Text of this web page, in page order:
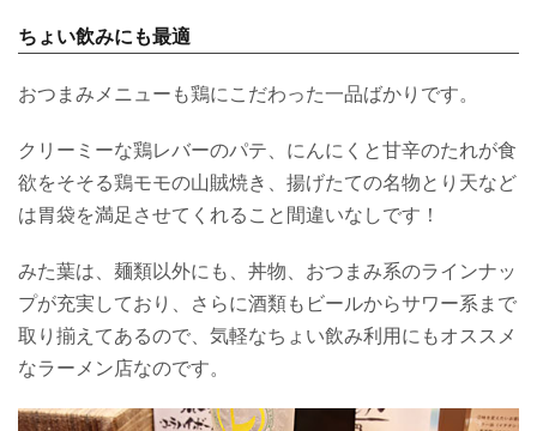
ちょい飲みにも最適
おつまみメニューも鶏にこだわった一品ばかりです。
クリーミーな鶏レバーのパテ、にんにくと甘辛のたれが食
欲をそそる鶏モモの山賊焼き、揚げたての名物とり天など
は胃袋を満足させてくれること間違いなしです！
みた葉は、麺類以外にも、丼物、おつまみ系のラインナッ
プが充実しており、さらに酒類もビールからサワー系まで
取り揃えてあるので、気軽なちょい飲み利用にもオススメ
なラーメン店なのです。